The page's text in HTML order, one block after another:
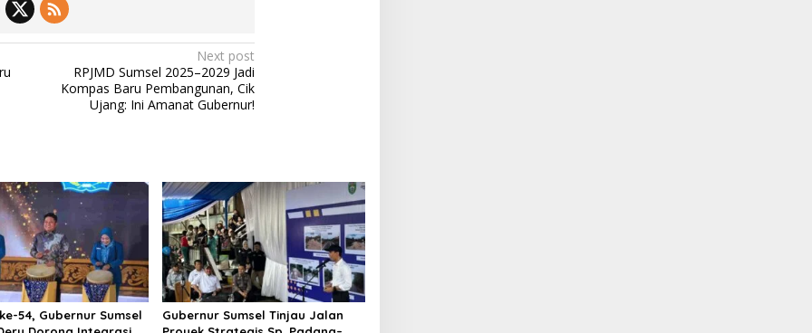
Next post
RPJMD Sumsel 2025–2029 Jadi
Kompas Baru Pembangunan, Cik
Ujang: Ini Amanat Gubernur!
ke-54, Gubernur Sumsel
Gubernur Sumsel Tinjau Jalan